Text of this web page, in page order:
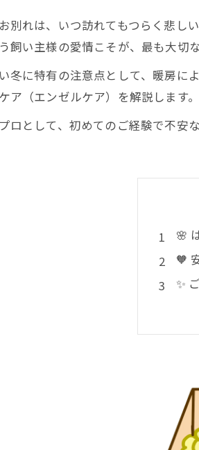
別れは、いつ訪れてもつらく悲し
飼い主様の愛情こそが、最も大切
冬に特有の注意点として、暖房
ア（エンゼルケア）を解説します。
ロとして、初めてのご経験で不安
🌸
🧡
✨
🧊
💐